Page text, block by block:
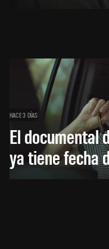
HACE 3 DÍAS
El documental
ya tiene fecha